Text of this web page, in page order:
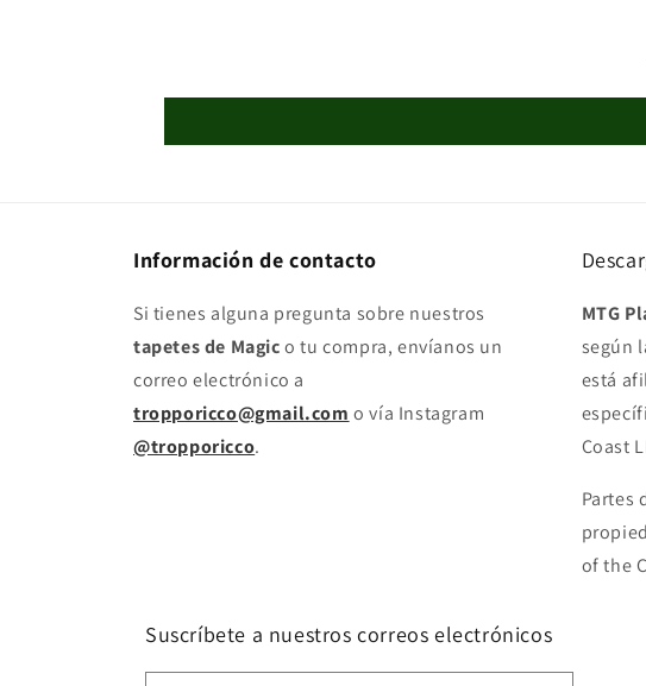
Información de contacto
Si tienes alguna pregunta sobre nuestros
tapetes de Magico tu compra, envíanos un
correo electrónico a
tropporicco@gmail.com o vía Instagram
@tropporicco.
MTG
según
está
Coast
Partes
of the
Suscríbete a nuestros correos electrónicos